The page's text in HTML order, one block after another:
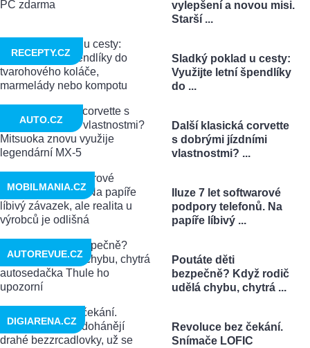
vylepšení a novou misi.
Starší ...
Sladký poklad u cesty:
Využijte letní špendlíky
do ...
RECEPTY.CZ
Další klasická corvette
s dobrými jízdními
vlastnostmi? ...
AUTO.CZ
Iluze 7 let softwarové
podpory telefonů. Na
papíře líbivý ...
MOBILMANIA.CZ
Poutáte děti
bezpečně? Když rodič
udělá chybu, chytrá ...
AUTOREVUE.CZ
Revoluce bez čekání.
Snímače LOFIC
DIGIARENA.CZ